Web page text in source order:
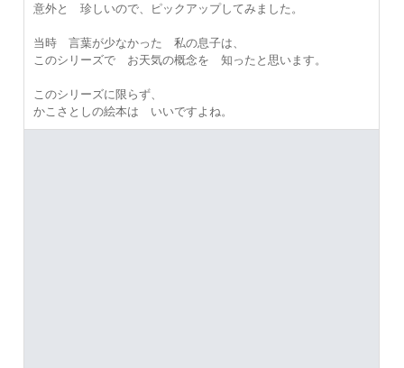
意外と 珍しいので、ピックアップしてみました。
当時 言葉が少なかった 私の息子は、
このシリーズで お天気の概念を 知ったと思います。
このシリーズに限らず、
かこさとしの絵本は いいですよね。